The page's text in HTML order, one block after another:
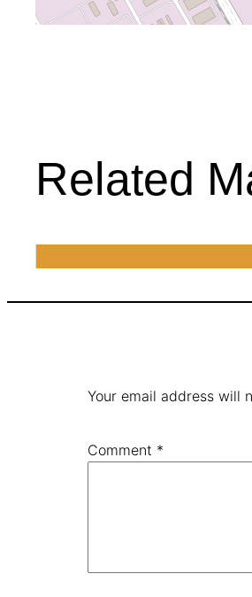
Related
Your email address will
Comment *